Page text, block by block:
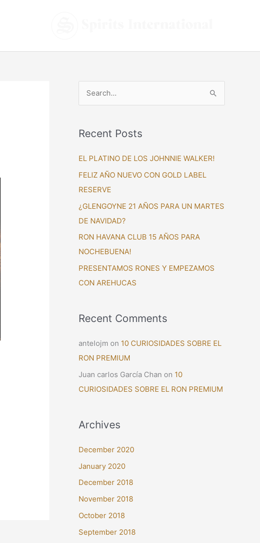
r
c
r
:
Recent Posts
EL PLATINO DE LOS JOHNNIE WALKER!
FELIZ AÑO NUEVO CON GOLD LABEL
RESERVE
¿GLENGOYNE 21 AÑOS PARA UN MARTES
DE NAVIDAD?
RON HAVANA CLUB 15 AÑOS PARA
NOCHEBUENA!
PRESENTAMOS RONES Y EMPEZAMOS
CON AREHUCAS
Recent Comments
antelojm on 10 CURIOSIDADES SOBRE EL
RON PREMIUM
Juan carlos García Chan on 10
CURIOSIDADES SOBRE EL RON PREMIUM
Archives
December 2020
January 2020
December 2018
November 2018
October 2018
September 2018